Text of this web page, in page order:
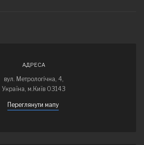
АДРЕСА
вул. Метрологічна, 4,
Україна, м.Київ 03143
Переглянути мапу